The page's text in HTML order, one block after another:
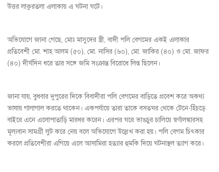
উত্তর লাকুরতলা এলাকায় এ ঘটনা ঘটে।
অভিযোগে জানা গেছে, মোঃ মাসুদের স্ত্রী, বাদী পলি বেগমের একই এলাকার
প্রতিবেশী মো. শাহ আলম (৫০), মো. নাসির (৬০), মো. জাকির (৪০) ও মো. জাফর
(৪০) দীর্ঘদিন ধরে তার সঙ্গে জমি সংক্রান্ত বিরোধে লিপ্ত ছিলেন।
জানা যায়, বুধবার দুপুরের দিকে বিবাদীরা পলি বেগমের বাড়িতে প্রবেশ করে অকথ্য
ভাষায় গালাগাল করতে থাকেন। একপর্যায়ে তারা তাকে বসতঘর থেকে টেনে-হিঁচড়ে
বাইরে এনে এলোপাতাড়ি মারধর করেন। এরপর ঘরে ভাঙচুর চালিয়ে স্বর্ণালঙ্কারসহ
মূল্যবান সামগ্রী লুট করে নেয় বলে অভিযোগে উল্লেখ করা হয়। পলি বেগম চিৎকার
করলে প্রতিবেশীরা এগিয়ে এলে আসামিরা হত্যার হুমকি দিয়ে ঘটনাস্থল ত্যাগ করে।